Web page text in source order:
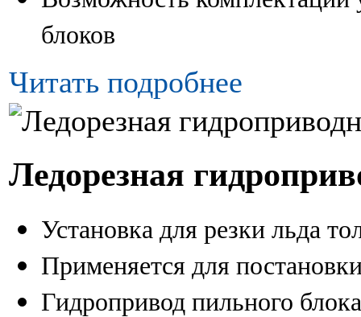
блоков
Читать подробнее
Ледорезная
Установка для резки льда
Применяется для
Гидропривод пильного блока